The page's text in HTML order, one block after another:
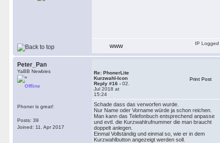
WWW
IP Logged
Peter_Pan
YaBB Newbies
Offline
Phoner is great!
Posts: 39
Joined: 11. Apr 2017
Re: PhonerLite
Kurzwahl-Icon
Reply #16 - 02.
Jul 2018 at
15:24
Print Post
Schade dass das verworfen wurde.
Nur Name oder Vorname würde ja schon reichen.
Man kann das Telefonbuch entsprechend anpasse
und evtl. die Kurzwahlrufnummer die man braucht
doppelt anlegen.
Einmal Vollständig und einmal so, wie er in dem
Kurzwahlbutton angezeigt werden soll.